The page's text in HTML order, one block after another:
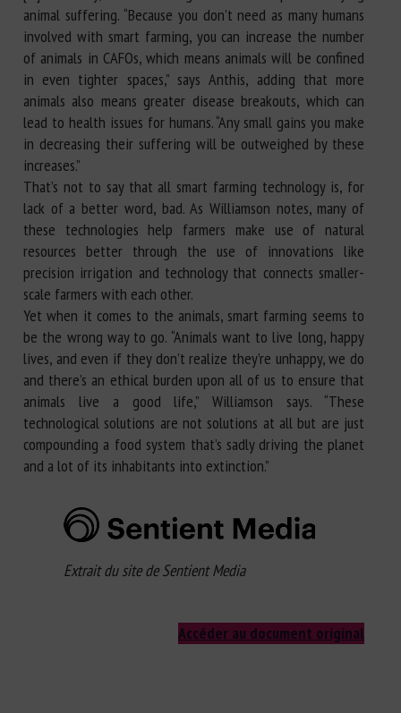
animal suffering. “Because you don’t need as many humans
involved with smart farming, you can increase the number
of animals in CAFOs, which means animals will be confined
in even tighter spaces,” says Anthis, adding that more
animals also means greater disease breakouts, which can
lead to health issues for humans. “Any small gains you make
in decreasing their suffering will be outweighed by these
increases.”
That’s not to say that all smart farming technology is, for
lack of a better word, bad. As Williamson notes, many of
these technologies help farmers make use of natural
resources better through the use of innovations like
precision irrigation and technology that connects smaller-
scale farmers with each other.
Yet when it comes to the animals, smart farming seems to
be the wrong way to go. “Animals want to live long, happy
lives, and even if they don’t realize they’re unhappy, we do
and there’s an ethical burden upon all of us to ensure that
animals live a good life,” Williamson says. “These
technological solutions are not solutions at all but are just
compounding a food system that’s sadly driving the planet
and a lot of its inhabitants into extinction.”
Extrait du site de Sentient Media
Accéder au document original